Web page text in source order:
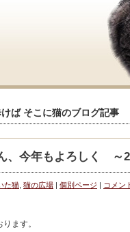
ば そこに猫のブログ記事
、今年もよろしく ～
た猫 猫の広場 | 個別ページ | コメン
ます。